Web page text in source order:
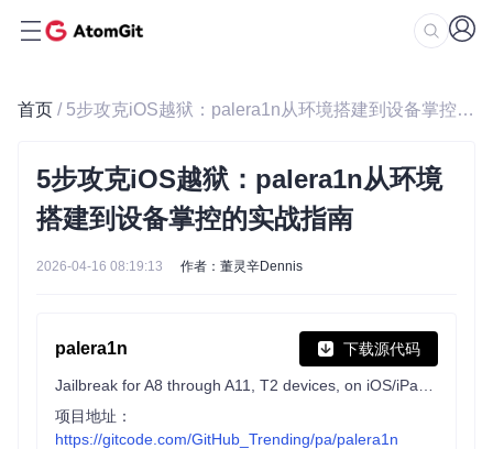
首页 / 5步攻克iOS越狱：palera1n从环境搭建到设备掌控的实战指南
5步攻克iOS越狱：palera1n从环境
搭建到设备掌控的实战指南
2026-04-16 08:19:13 作者：董灵辛Dennis
palera1n 下载源代码
项目地址：
https://gitcode.com/GitHub_Trending/pa/palera1n